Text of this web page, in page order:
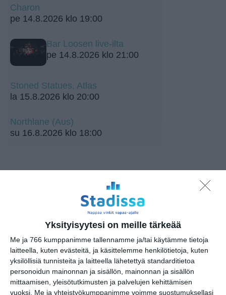
Yksityisyytesi on meille tärkeää
Me ja 766 kumppanimme tallennamme ja/tai käytämme tietoja
laitteella, kuten evästeitä, ja käsittelemme henkilötietoja, kuten
yksilöllisiä tunnisteita ja laitteella lähetettyä standarditietoa
personoidun mainonnan ja sisällön, mainonnan ja sisällön
mittaamisen, yleisötutkimusten ja palvelujen kehittämisen
vuoksi. Me ja yhteistyökumppanimme voimme suostumuksellasi
Charon
pe 14.8.2026 klo 19:00
Bar Loosen live-ilta
pe 14.8.2026 klo 21:00
Stoned Statues, Atlas
la 15.8.2026 klo 20:00
Northlane (Aus)
su 16.8.2026 klo 18:00
Elokuussa nautitaan
tunnelmallisista
elokuvista ulkona
Lue lisää